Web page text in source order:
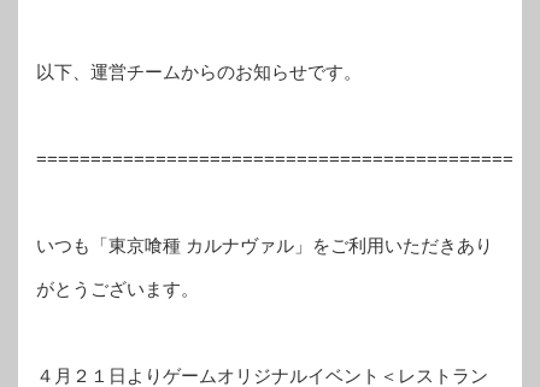
以下、運営チームからのお知らせです。
============================================
いつも「東京喰種 カルナヴァル」をご利用いただきあり
がとうございます。
４月２１日よりゲームオリジナルイベント＜レストラン